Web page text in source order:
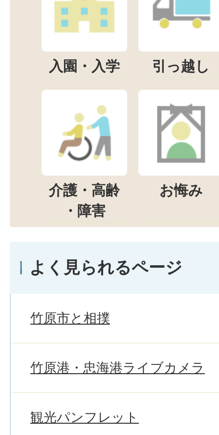
入園・入学 引っ越し
介護・高齢
・障害
お悔み
よく見られるページ
竹原市と相撲
竹原港・忠海港ライブカメラ
観光パンフレット